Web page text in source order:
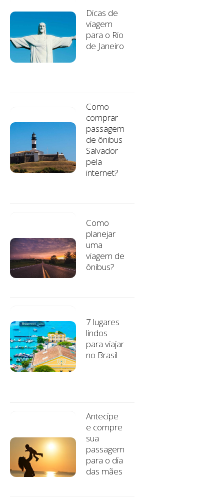
Dicas de
viagem
para o Rio
de Janeiro
Como
comprar
passagem
de ônibus
Salvador
pela
internet?
Como
planejar
uma
viagem de
ônibus?
7 lugares
lindos
para viajar
no Brasil
Antecipe
e compre
sua
passagem
para o dia
das mães